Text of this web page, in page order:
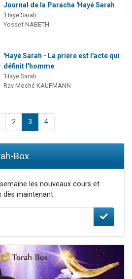
Journal de la Paracha 'Hayé Sarah
'Hayé Sarah
Yossef NABETH
'Hayé Sarah - La prière est l'acte qui
définit l'homme
'Hayé Sarah
Rav Moché KAUFMANN
2 3 4
Box
les nouveaux cours et
dès maintenant :